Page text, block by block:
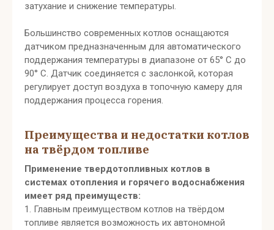
затухание и снижение температуры.
Большинство современных котлов оснащаются
датчиком предназначенным для автоматического
поддержания температуры в диапазоне от 65° С до
90° С. Датчик соединяется с заслонкой, которая
регулирует доступ воздуха в топочную камеру для
поддержания процесса горения.
Преимущества и недостатки котлов
на твёрдом топливе
Применение твердотопливных котлов в
системах отопления и горячего водоснабжения
имеет ряд преимуществ:
1. Главным преимуществом котлов на твёрдом
топливе является возможность их автономной